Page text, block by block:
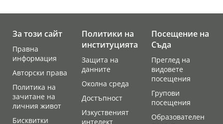
За този сайт
Правна
информация
Авторски права
Политика на
зачитане на
личния живот
Бисквитки
Политики на
институцията
Защита на
данните
Околна среда
Достъпност
Изкуственият
интелект
Посещение на
Съда
Преглед на
видовете
посещения
Групови
посещения
Образователен